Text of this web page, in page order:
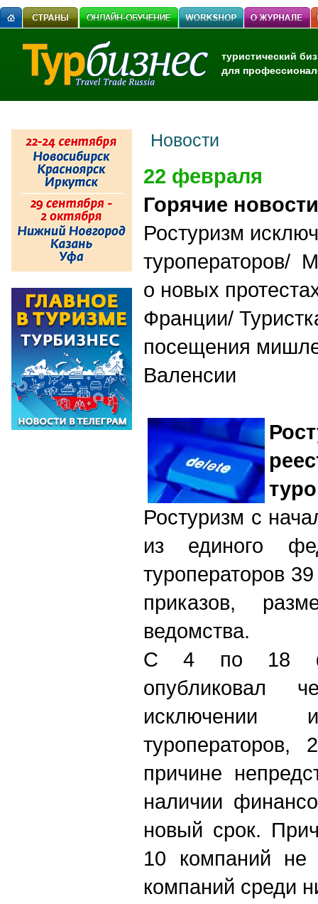
туристический
для
Новости
22 февраля
Горячие новости
Ростуризм
туроператоров/
о новых
Франции/
посещения
Валенсии
Ростуризм с
из единого
туроператоров
приказов,
ведомства.
С 4 по 18
опубликовал
причине
наличии
новый срок.
10 компаний не
компаний среди